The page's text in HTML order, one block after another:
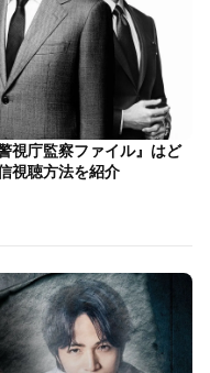
視庁監察ファイル』はど
視聴方法を紹介